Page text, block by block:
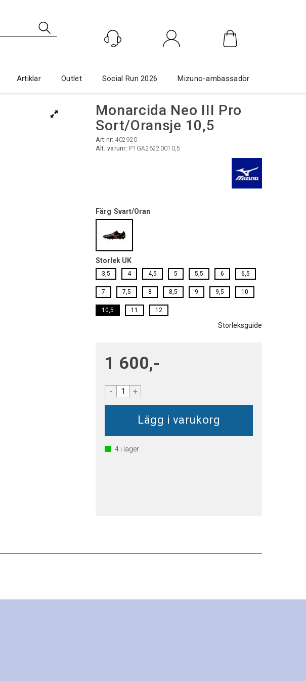
Artiklar Outlet Social Run 2026 Mizuno-ambassadör
Monarcida Neo III Pro
Sort/Oransje 10,5
Art.nr: 402920
Alt. varunr: P1GA26220010,5
Färg Svart/Oran
Storlek UK
3,5 4 4,5 5 5,5 6 6,5
7 7,5 8 8,5 9 9,5 10
10,5 11 12
Storleksguide
1 600,-
- +
4 i lager